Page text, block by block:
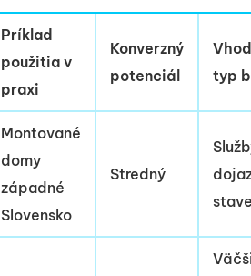
Príklad
použitia v
praxi
Konverzný
potenciál
typ
Montované
domy
západné
Slovensko
Stredný